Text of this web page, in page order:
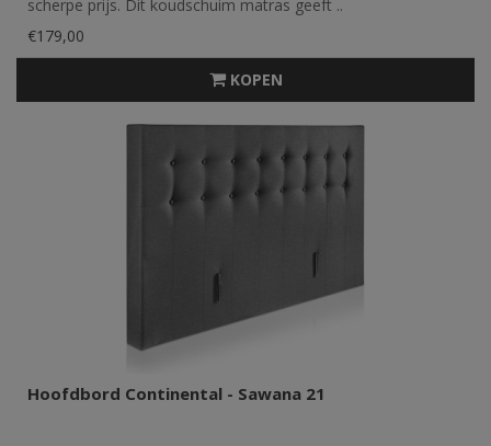
scherpe prijs. Dit koudschuim matras geeft ..
€179,00
KOPEN
Hoofdbord Continental - Sawana 21